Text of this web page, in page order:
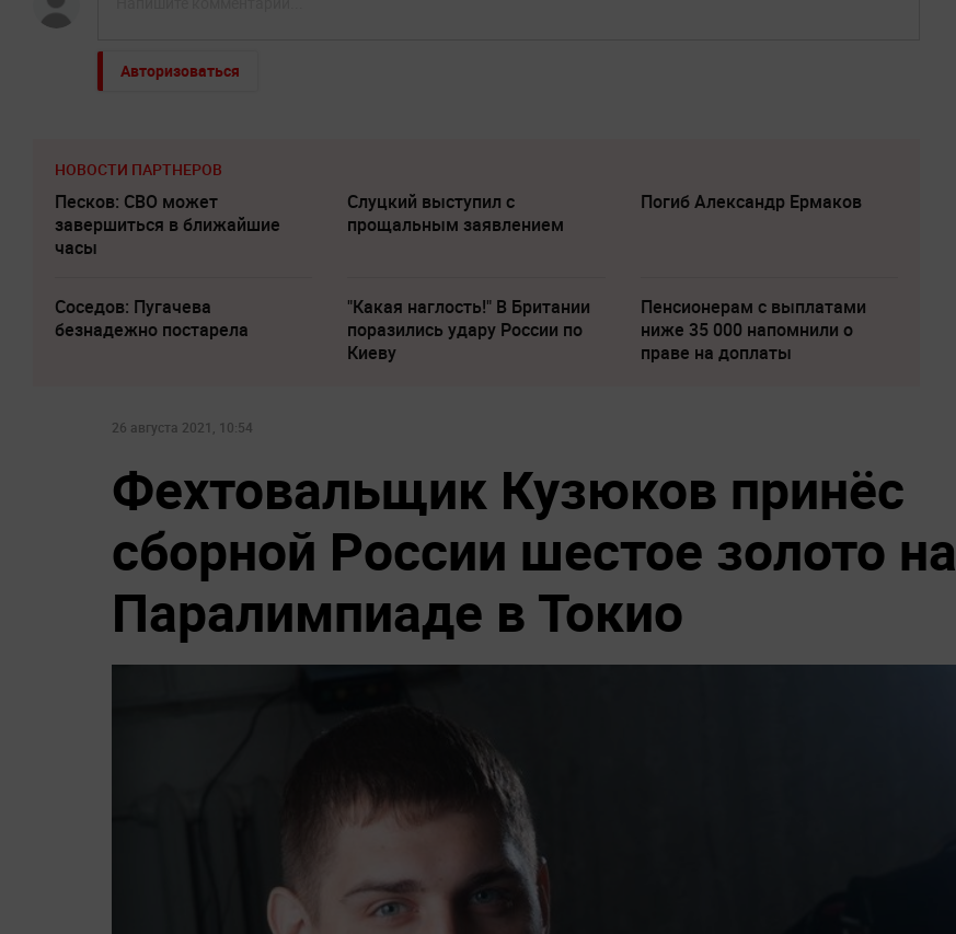
Авторизоваться
НОВОСТИ ПАРТНЕРОВ
Песков: СВО может
завершиться в ближайшие
часы
Слуцкий выступил с
прощальным заявлением
Погиб Александр Ермаков
Соседов: Пугачева
безнадежно постарела
"Какая наглость!" В Британии
поразились удару России по
Киеву
Пенсионерам с выплатами
ниже 35 000 напомнили о
праве на доплаты
26 августа 2021, 10:54
Фехтовальщик Кузюков принёс
сборной России шестое золото на
Паралимпиаде в Токио